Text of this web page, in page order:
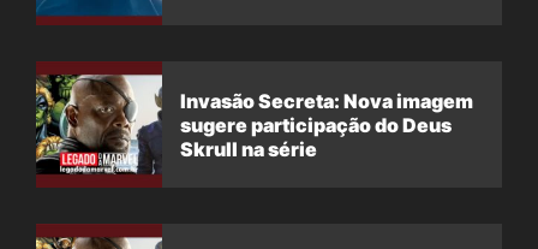
Invasão Secreta: Nova imagem
sugere participação do Deus
Skrull na série